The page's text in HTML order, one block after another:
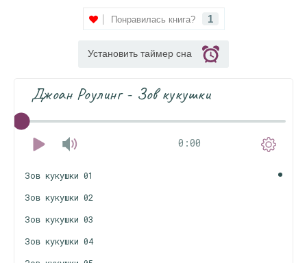
Понравилась книга? 1
Установить таймер сна
Джоан Роулинг - Зов кукушки
0:00
Зов кукушки 01
Зов кукушки 02
Зов кукушки 03
Зов кукушки 04